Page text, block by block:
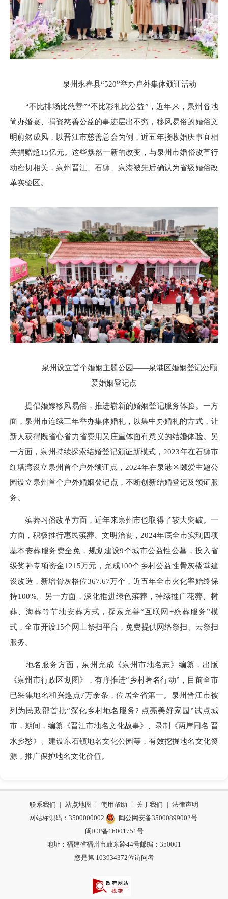
泉州永春县“520”举办户外集体颁证活动
“不比排场比慈善”“不比彩礼比公益”，近年来，泉州各地
简办婚宴、捐资慈善公益的事迹层出不穷，移风易俗的婚俗文
明蔚然成风，以晋江市慈善总会为例，近五年接收婚庆事宜相
关捐赠超15亿元。这些焕然一新的改变，与泉州市婚俗改革行
动密切相关，泉州晋江、石狮、泉港被先后确认为省级婚俗改
革实验区。
泉州设立首个婚姻主题公园——泉港区婚姻登记处颐
爱婚姻登记点
提倡婚嫁移风易俗，推进崭新的婚姻登记服务体验。一方
面，泉州市连续三年举办集体婚礼，以集中办婚礼的方式，让
新人获得既省心省力省费用又庄重体面有意义的结婚体验。另
一方面，泉州持续探索结婚登记颁证新模式，2023年在石狮市
红塔湾设立泉州首个户外颁证点，2024年在泉港区颐爱主题公
园设立泉州首个户外婚姻登记点，不断创新结婚登记及颁证服
务。
殡葬习俗改革方面，近年来泉州市也取得了较大突破。一
方面，积极推行惠民殡葬、文明治丧，2024年底全市实现四项
基本丧葬服务费全免，规划建设9个城市公益性公墓，投入省
级奖补专项资金1215万元，完成100个乡村公益性骨灰楼堂建
设改造，新增骨灰格位367.67万个，近五年全市火化率始终保
持100%。另一方面，深化推进绿色殡葬，持续推广花葬、树
葬、海葬等节地安葬方式，探索完善“互联网+殡葬服务”模
式，全市开设15个网上祭扫平台，免费提供网络祭扫、云祭扫
服务。
地名服务方面，泉州完成《泉州市地名志》编纂，出版
《泉州市行政区划图》，有序推进“乡村著名行动”，目前全市
已采集地名和兴趣点7万余条，位居全省第一。泉州晋江市被
列为民政部首批“深化乡村地名服务? 点亮美好家园”试点城
市，期间，编纂《晋江市地名文化故事》、录制《两岸同名 晋
水乡愁》、建设东石镇地名文化公园等，有效挖掘地名文化资
源，推广保护地名文化价值。
联系我们 | 站点地图 | 使用帮助 | 关于我们 | 法律声明
网站标识码：3500000002
闽公网安备35000899002号
闽ICP备16001751号
地址：福建省福州市鼓东路44号邮编：350001
您是第 103934372位访问者